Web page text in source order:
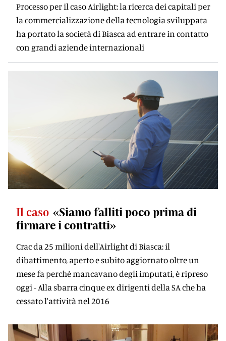
Processo per il caso Airlight: la ricerca dei capitali per
la commercializzazione della tecnologia sviluppata
ha portato la società di Biasca ad entrare in contatto
con grandi aziende internazionali
Il caso «Siamo falliti poco prima di
firmare i contratti»
Crac da 25 milioni dell'Airlight di Biasca: il
dibattimento, aperto e subito aggiornato oltre un
mese fa perché mancavano degli imputati, è ripreso
oggi - Alla sbarra cinque ex dirigenti della SA che ha
cessato l'attività nel 2016